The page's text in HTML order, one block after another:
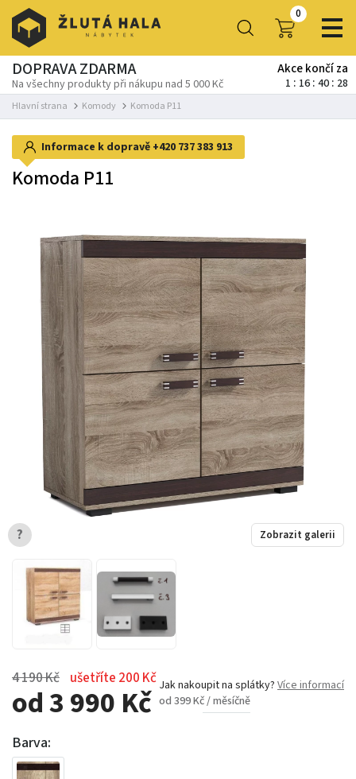
0
DOPRAVA ZDARMA
Na všechny produkty při nákupu nad 5 000 Kč
Akce končí za
1 16 40 26
Hlavní strana Komody Komoda P11
4 190 Kč ušetříte 200 Kč
od 3 990 Kč Jak nakoupit na splátky? Více informací
od 399 Kč / měsíčně
Barva:
Informace k dopravě +420 737 383 913
Komoda P11
Zobrazit galerii
?